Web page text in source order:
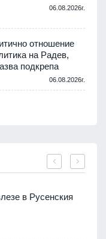
06.08.2026г.
отношение
на Радев,
подкрепа
06.08.2026г.
в Русенския